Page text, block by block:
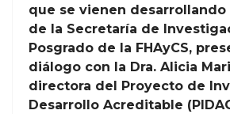
que se vienen
de la Secretaría de
Posgrado de la FHAyCS,
diálogo con la Dra. Alicia
directora del Proyecto de
Desarrollo Acreditable